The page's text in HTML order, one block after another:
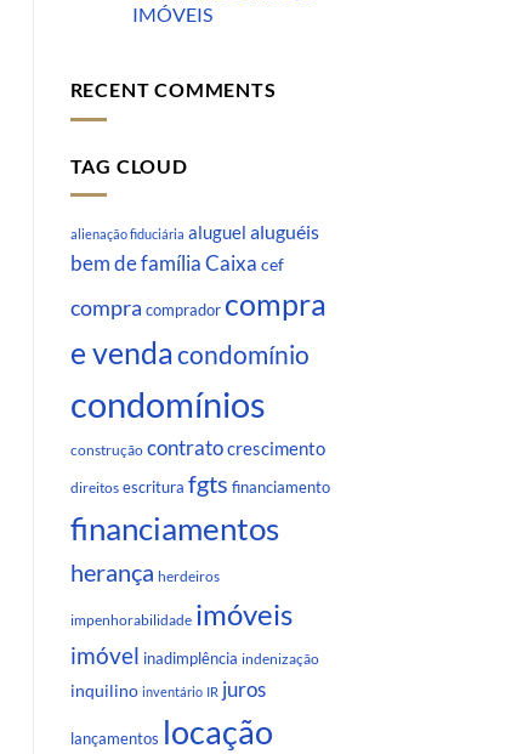
IMÓVEIS
RECENT COMMENTS
TAG CLOUD
alienação fiduciária aluguel aluguéis
bem de família Caixa cef
compra comprador compra
e vendacondomínio
condomínios
construção contratocrescimento
direitos escritura fgts financiamento
financiamentos
herança herdeiros
impenhorabilidade imóveis
imóvel inadimplência indenização
inquilino inventário IR juros
lançamentos locação